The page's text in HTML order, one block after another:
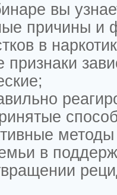
вы
причины и
в
признаки
в